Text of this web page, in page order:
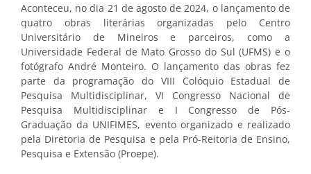
Aconteceu, no dia 21 de agosto de 2024, o lançamento de
quatro obras literárias organizadas pelo Centro
Universitário de Mineiros e parceiros, como a
Universidade Federal de Mato Grosso do Sul (UFMS) e o
fotógrafo André Monteiro. O lançamento das obras fez
parte da programação do VIII Colóquio Estadual de
Pesquisa Multidisciplinar, VI Congresso Nacional de
Pesquisa Multidisciplinar e I Congresso de Pós-
Graduação da UNIFIMES, evento organizado e realizado
pela Diretoria de Pesquisa e pela Pró-Reitoria de Ensino,
Pesquisa e Extensão (Proepe).